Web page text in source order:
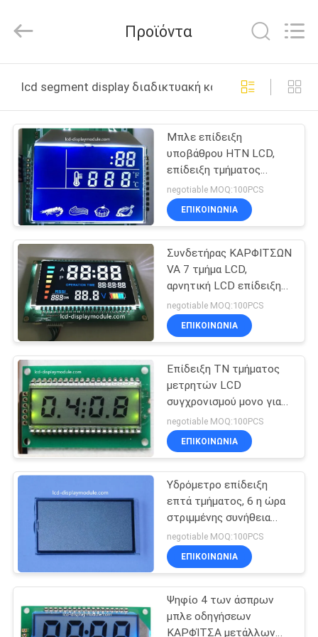
ΣΕΛΊΔΑ
ΠΡΟΪΌΝΤΑ
ΒΊΝΤΕΟ
ΣΧΕΤΙΚΆ
ΜΕ
ΕΜΆΣ
ΓΎΡΟΣ
ΕΡΓΟΣΤΑΣΊΩΝ
ΠΟΙΟΤΙΚΌΣ
ΈΛΕΓΧΟΣ
ΕΠΑΦΉ
ΝΈΑ
ΖΗΤΉΣΤΕ
ΈΝΑ
ΑΠΌΣΠΑΣΜΑ
Technology.
Προϊόντα
lcd segment display διαδικτυακή κατασκευή
Μπλε επίδειξη
υποβάθρου HTN LCD,
επίδειξη τμήματος
κουζινών LCD 7
τμήματος
negotiable MOQ:100PCS
ΕΠΙΚΟΙΝΩΝΊΑ
Συνδετήρας ΚΑΡΦΙΤΣΩΝ
VA 7 τμήμα LCD,
αρνητική LCD επίδειξη
τμήματος οικιακών
συσκευών
negotiable MOQ:100PCS
ΕΠΙΚΟΙΝΩΝΊΑ
Επίδειξη TN τμήματος
μετρητών LCD
συγχρονισμού μονο για
την εσωτερική
ηλεκτρική συσκευή
negotiable MOQ:100PCS
ΕΠΙΚΟΙΝΩΝΊΑ
Υδρόμετρο επίδειξη
επτά τμήματος, 6 η ώρα
στριμμένης συνήθεια
Nematic επίδειξης
negotiable MOQ:100PCS
ΕΠΙΚΟΙΝΩΝΊΑ
Ψηφίο 4 των άσπρων
μπλε οδηγήσεων
ΚΑΡΦΊΤΣΑ μετάλλων